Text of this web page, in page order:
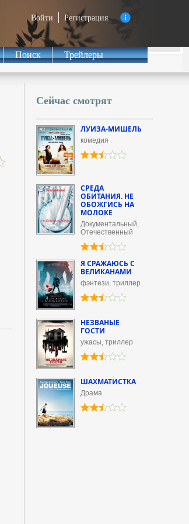
Войти Регистрация
Поиск Трейлеры
Сейчас смотрят
ЛУИЗА-МИШЕЛЬ
комедия
СРЕДА
ОБИТАНИЯ. НЕ
ОБОЖГИСЬ НА
МОЛОКЕ
Документальный,
Отечественный
Я СРАЖАЮСЬ С
ВЕЛИКАНАМИ
фэнтези, триллер
НЕЗВАНЫЕ
ГОСТИ
ужасы, триллер
ШАХМАТИСТКА
Драма